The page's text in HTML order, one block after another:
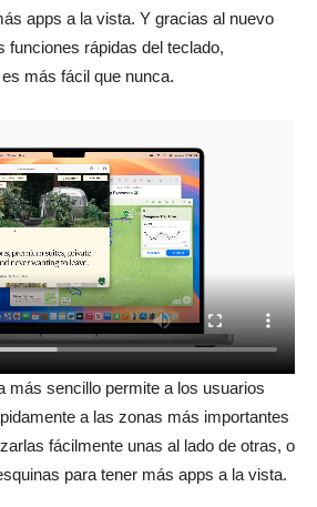
apps a la vista. Y gracias al nuevo
funciones rápidas del teclado,
más fácil que nunca.
más sencillo permite a los usuarios
a las zonas más importantes
fácilmente unas al lado de otras, o
para tener más apps a la vista.